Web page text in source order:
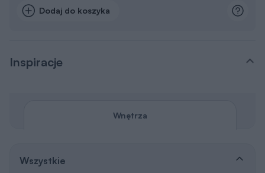
Dodaj do koszyka
Inspiracje
Wnętrza
Wszystkie